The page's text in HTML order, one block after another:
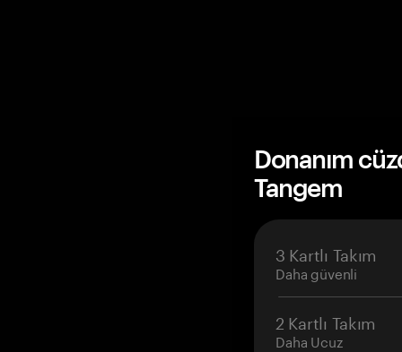
Donanım
Tangem
3 Kartlı Takım
Daha güvenli
2 Kartlı Takım
Daha Ucuz